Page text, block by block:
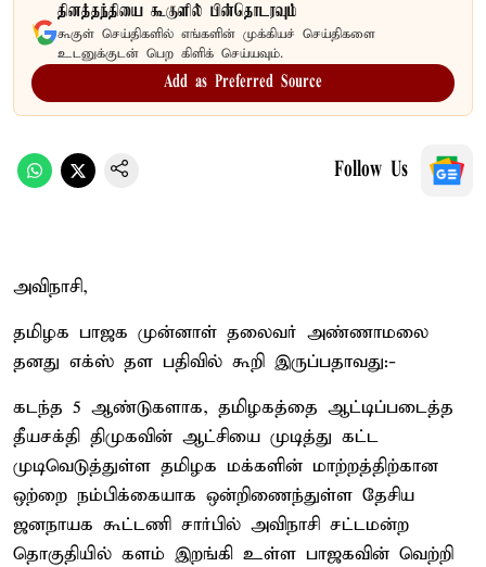
தினத்தந்தியை கூகுளில் பின்தொடரவும்
கூகுள் செய்திகளில் எங்களின் முக்கியச் செய்திகளை
உடனுக்குடன் பெற கிளிக் செய்யவும்.
Add as Preferred Source
Follow Us
அவிநாசி,
தமிழக பாஜக முன்னாள் தலைவர் அண்ணாமலை
தனது எக்ஸ் தள பதிவில் கூறி இருப்பதாவது:-
கடந்த 5 ஆண்டுகளாக, தமிழகத்தை ஆட்டிப்படைத்த
தீயசக்தி திமுகவின் ஆட்சியை முடித்து கட்ட
முடிவெடுத்துள்ள தமிழக மக்களின் மாற்றத்திற்கான
ஒற்றை நம்பிக்கையாக ஒன்றிணைந்துள்ள தேசிய
ஜனநாயக கூட்டணி சார்பில் அவிநாசி சட்டமன்ற
தொகுதியில் களம் இறங்கி உள்ள பாஜகவின் வெற்றி